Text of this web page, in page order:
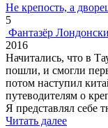
Не крепость, а
5
Фантазёр
2016
Начитались, что в
пошли, и смогли
потом наступил
путеводителям о
Я представлял себе
Читать далее